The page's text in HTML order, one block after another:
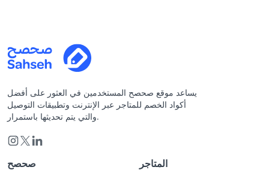
يساعد موقع صحصح المستخدمين في العثور على أفضل
أكواد الخصم للمتاجر عبر الإنترنت وتطبيقات التوصيل
والتي يتم تحديثها باستمرار.
صحصح المتاجر